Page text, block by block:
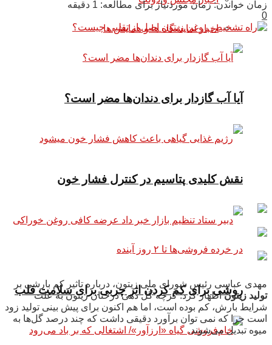
اخبار نمایشگاه ها و همایش ها
آیا آب گازدار برای دندان‌ها مضر است؟
نقش کلیدی پتاسیم در کنترل فشار خون
روشی برای کم کردن اثر چربی برای سلامت قلب
زمان خواندن: زمان موردنیاز برای مطالعه: 1 دقیقه
0
مهدی عباسی رئیس شورای ملی زیتون، درباره تاثیر کم بارشی بر
تولید زیتوناظهار کرد: گرچه گل دهی درختان زیتون به علت
شرایط بارش، کم بوده است، اما هم اکنون برای پیش بینی تولید زود
است چرا که نمی توان برآورد دقیقی داشت که چند درصد گل‌ها به
میوه تبدیل می‌شوند.